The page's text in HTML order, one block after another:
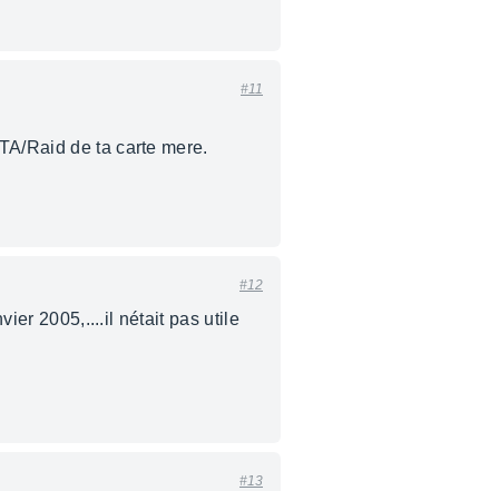
#11
Raid de ta carte mere.
#12
2005,....il nétait pas utile
#13